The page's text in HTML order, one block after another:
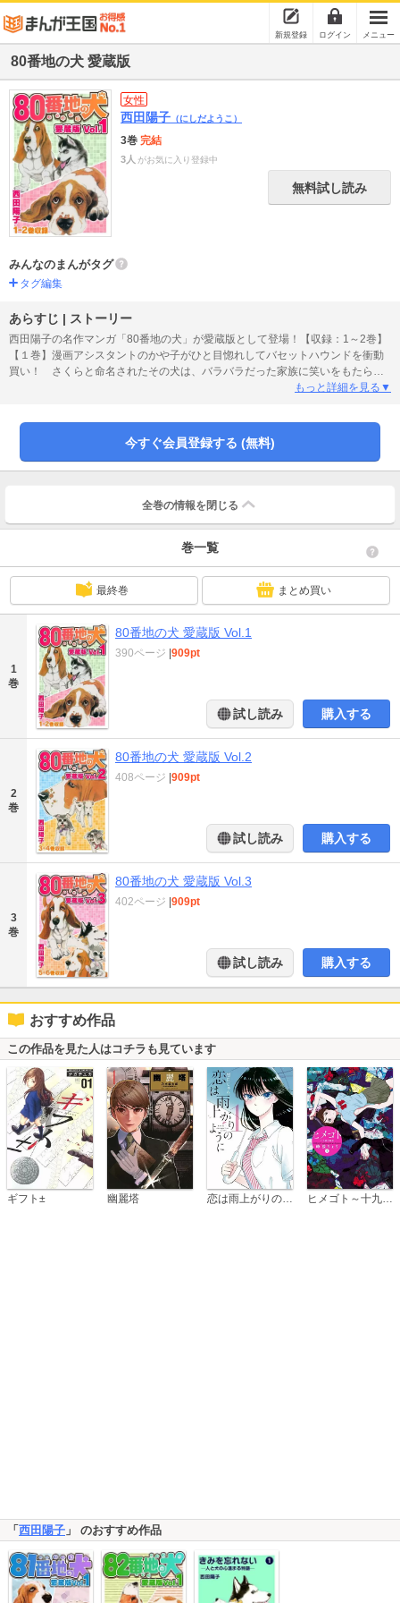
新規登録 ログイン メニュー
80番地の犬 愛蔵版
女性
西田陽子 （にしだようこ）
3巻 完結
3人 がお気に入り登録中
無料試し読み
みんなのまんがタグ
タグ編集
あらすじ | ストーリー
西田陽子の名作マンガ「80番地の犬」が愛蔵版として登場！【収録：1～2巻】
【１巻】漫画アシスタントのかや子がひと目惚れしてバセットハウンドを衝動
買い！ さくらと命名されたその犬は、バラバラだった家族に笑いをもたらし
始める。【２巻】かや子の家にさらに3匹の犬たちが加わり一家は大所帯になっ
もっと詳細を見る▼
今すぐ会員登録する (無料)
全巻の情報を 閉じる
巻一覧
最終巻 まとめ買い
1
巻
80番地の犬 愛蔵版 Vol.1
390ページ 909pt
試し読み 購入する
2
巻
80番地の犬 愛蔵版 Vol.2
408ページ 909pt
試し読み 購入する
3
巻
80番地の犬 愛蔵版 Vol.3
402ページ 909pt
試し読み 購入する
おすすめ作品
この作品を見た人はコチラも見ています
ギフト± 幽麗塔 恋は雨上がりのように ヒメゴト～十九歳の制服～
「 西田陽子 」 のおすすめ作品